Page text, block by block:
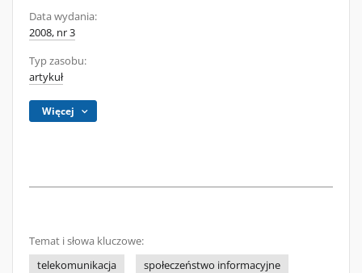
Data wydania:
2008, nr 3
Typ zasobu:
artykuł
Więcej
Temat i słowa kluczowe:
telekomunikacja
społeczeństwo informacyjne